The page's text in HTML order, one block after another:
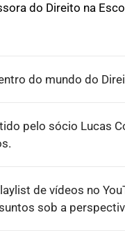
do Direito na
do mundo do
pelo sócio Lucas
de vídeos no
sob a